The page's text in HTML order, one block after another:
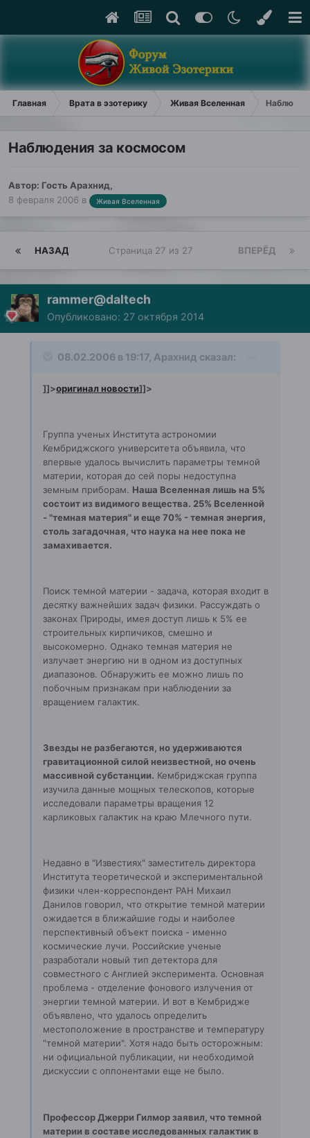
Главная Врата в эзотерику Живая Вселенная
Наблюдения за космосом
Автор: Гость Арахнид,
8 февраля 2006 в Живая Вселенная
НАЗАД ВПЕРЁД
Страница 27 из 27
rammer@daltech
Опубликовано: 27 октября 2014
08.02.2006 в 19:17, Арахнид сказал:
]]>оригинал новости]]>
Группа ученых Института астрономии
Кембриджского университета объявила, что
впервые удалось вычислить параметры темной
материи, которая до сей поры недоступна
земным приборам. Наша Вселенная лишь на 5%
состоит из видимого вещества. 25% Вселенной
- "темная материя" и еще 70% - темная энергия,
столь загадочная, что наука на нее пока не
замахивается.
Поиск темной материи - задача, которая входит в
десятку важнейших задач физики. Рассуждать о
законах Природы, имея доступ лишь к 5% ее
строительных кирпичиков, смешно и
высокомерно. Однако темная материя не
излучает энергию ни в одном из доступных
диапазонов. Обнаружить ее можно лишь по
побочным признакам при наблюдении за
вращением галактик.
Звезды не разбегаются, но удерживаются
гравитационной силой неизвестной, но очень
массивной субстанции. Кембриджская группа
изучила данные мощных телескопов, которые
исследовали параметры вращения 12
карликовых галактик на краю Млечного пути.
Недавно в "Известиях" заместитель директора
Института теоретической и экспериментальной
физики член-корреспондент РАН Михаил
Данилов говорил, что открытие темной материи
ожидается в ближайшие годы и наиболее
перспективный объект поиска - именно
космические лучи. Российские ученые
разработали новый тип детектора для
совместного с Англией эксперимента. Основная
проблема - отделение фонового излучения от
энергии темной материи. И вот в Кембридже
объявлено, что удалось определить
местоположение в пространстве и температуру
"темной материи". Хотя надо быть осторожным:
ни официальной публикации, ни необходимой
дискуссии с оппонентами еще не было.
Профессор Джерри Гилмор заявил, что темной
материи в составе исследованных галактик в